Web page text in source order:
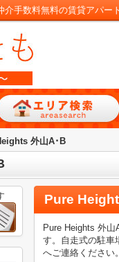
手数料無料の賃貸アパー
外山A･B
Pure
Pure Heights 外
す。自走式の駐車
へご連絡ください